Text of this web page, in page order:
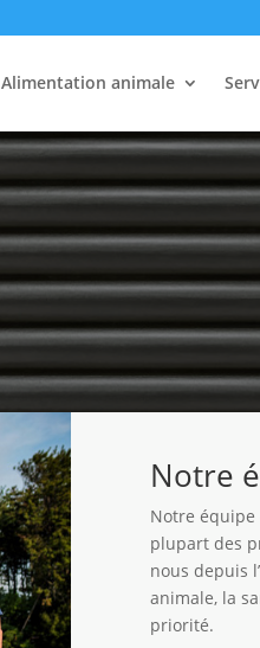
Alimentation animale
Notre
Notre
plupart des
nous depuis
animale, la
priorité.